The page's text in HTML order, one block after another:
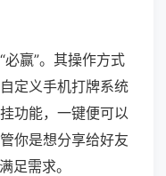
赢”。其操作方式
定义手机打牌系统
功能，一键便可以
你是想分享给好友
足需求。